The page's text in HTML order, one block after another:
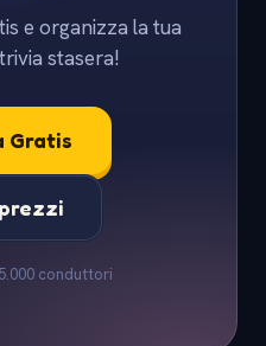
e organizza la tua
stasera!
Gratis
conduttori